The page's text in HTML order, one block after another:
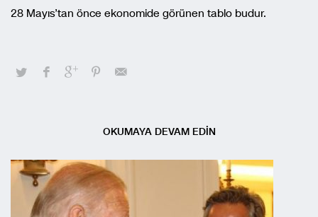
28 Mayıs’tan önce ekonomide görünen tablo budur.
OKUMAYA DEVAM EDİN